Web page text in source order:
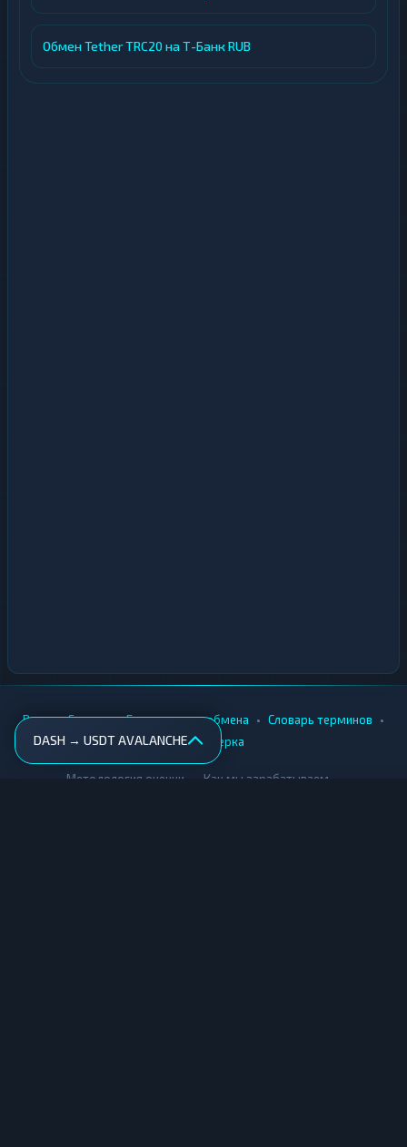
Обмен Tether TRC20 на Т-Банк RUB
DASH → USDT AVALANCHE
Вики • Города • Безопасность обмена • Словарь терминов •
AML-проверка
Методология оценки Как мы зарабатываем